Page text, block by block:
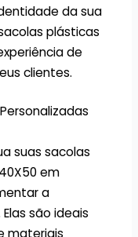
da sua
plásticas
de
clientes.
suas sacolas
em
a
são ideais
materiais